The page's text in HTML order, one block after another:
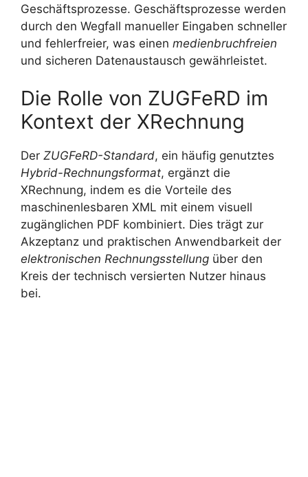
Geschäftsprozesse. Geschäftsprozesse werden
durch den Wegfall manueller Eingaben schneller
und fehlerfreier, was einen medienbruchfreien
und sicheren Datenaustausch gewährleistet.
Die Rolle von ZUGFeRD im
Kontext der XRechnung
Der ZUGFeRD-Standard, ein häufig genutztes
Hybrid-Rechnungsformat, ergänzt die
XRechnung, indem es die Vorteile des
maschinenlesbaren XML mit einem visuell
zugänglichen PDF kombiniert. Dies trägt zur
Akzeptanz und praktischen Anwendbarkeit der
elektronischen Rechnungsstellung über den
Kreis der technisch versierten Nutzer hinaus
bei.